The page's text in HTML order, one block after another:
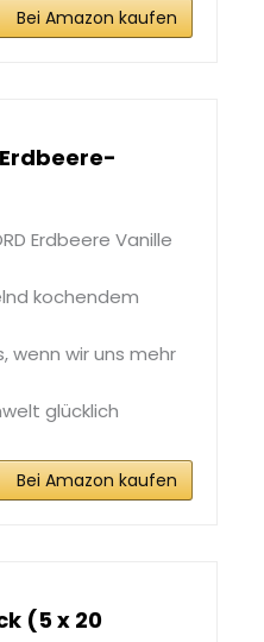
Bei Amazon kaufen
Erdbeere Vanille
kochendem
wenn wir uns mehr
glücklich
Bei Amazon kaufen
(5 x 20